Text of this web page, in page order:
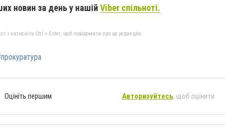
новин за день у нашій Viber спільноті.
і натисніть Ctrl + Enter, щоб повідомити про це редакцію
Оцініть першим Авторизуйтесь, щоб оцінити